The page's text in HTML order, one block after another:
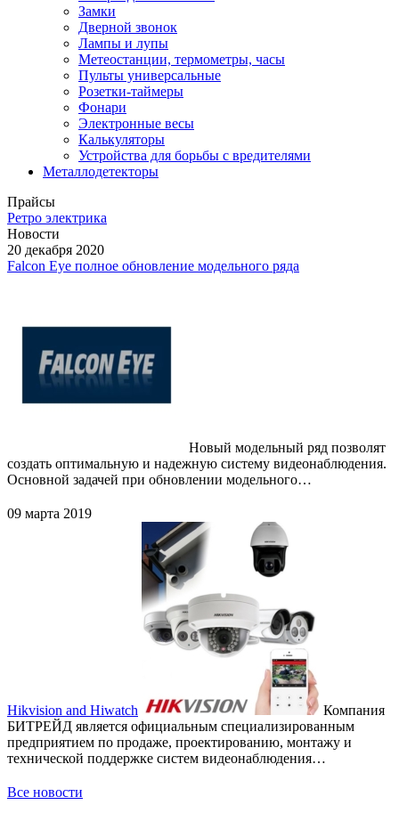
Замки
Дверной звонок
Лампы и лупы
Метеостанции, термометры, часы
Пульты универсальные
Розетки-таймеры
Фонари
Электронные весы
Калькуляторы
Устройства для борьбы с вредителями
Металлодетекторы
Прайсы
Ретро электрика
Новости
20 декабря 2020
Falcon Eye полное обновление модельного ряда
Новый модельный ряд позволят
создать оптимальную и надежную систему видеонаблюдения.
Основной задачей при обновлении модельного…
09 марта 2019
Hikvision and Hiwatch
Компания
БИТРЕЙД является официальным специализированным
предприятием по продаже, проектированию, монтажу и
технической поддержке систем видеонаблюдения…
Все новости